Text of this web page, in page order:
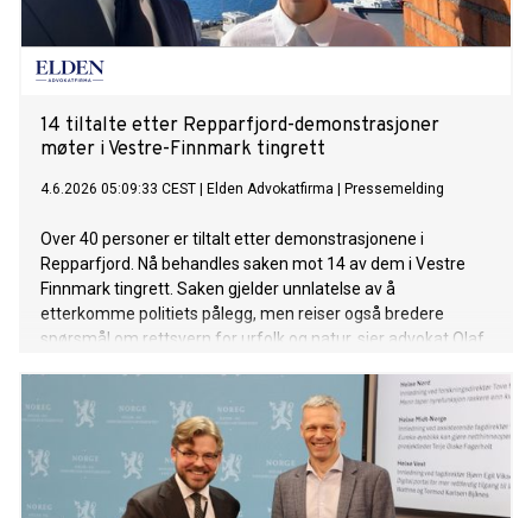
14 tiltalte etter Repparfjord-demonstrasjoner
møter i Vestre-Finnmark tingrett
4.6.2026 05:09:33 CEST Elden Advokatfirma Pressemelding
Over 40 personer er tiltalt etter demonstrasjonene i
Repparfjord. Nå behandles saken mot 14 av dem i Vestre
Finnmark tingrett. Saken gjelder unnlatelse av å
etterkomme politiets pålegg, men reiser også bredere
spørsmål om rettsvern for urfolk og natur, sier advokat Olaf